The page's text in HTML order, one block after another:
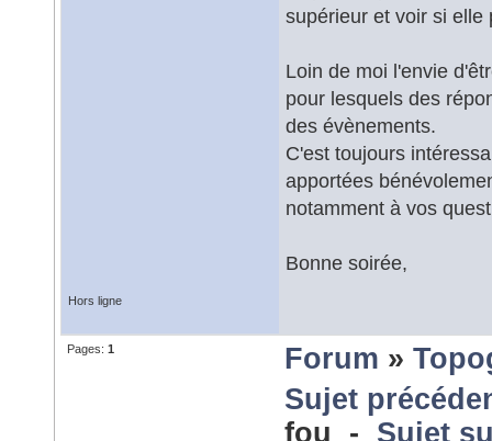
supérieur et voir si elle
Loin de moi l'envie
pour lesquels des
des évènements.
C'est toujours
apportées
notamment à vos
Bonne soirée,
Hors ligne
Pages: 1 Forum »
Sujet
fou - Sujet